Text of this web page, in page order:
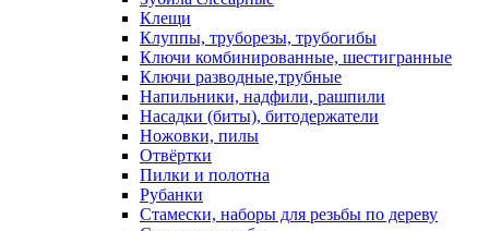
Клещи
Клуппы, труборезы, трубогибы
Ключи комбинированные, шестигранные
Ключи разводные,трубные
Напильники, надфили, рашпили
Насадки (биты), битодержатели
Ножовки, пилы
Отвёртки
Пилки и полотна
Рубанки
Стамески, наборы для резьбы по дереву